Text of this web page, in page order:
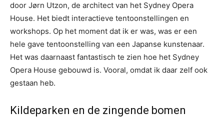
door Jørn Utzon, de architect van het Sydney Opera
House. Het biedt interactieve tentoonstellingen en
workshops. Op het moment dat ik er was, was er een
hele gave tentoonstelling van een Japanse kunstenaar.
Het was daarnaast fantastisch te zien hoe het Sydney
Opera House gebouwd is. Vooral, omdat ik daar zelf ook
gestaan heb.
Kildeparken en de zingende bomen